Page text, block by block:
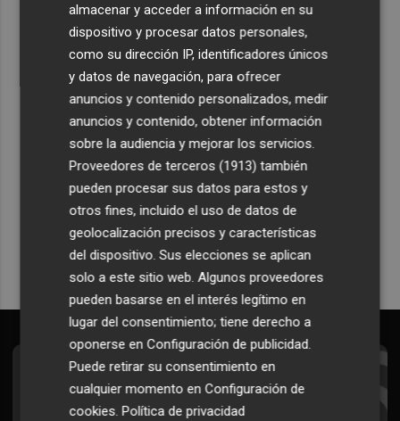
La Región de Murcia es la cuarta provincia que más
exporta a África: Marruecos, el primer destino
Recibe toda la actualidad de
Plaza Podcast en tu correo
Quiero suscribirme
Suscríbete al Boletín
Todos los días a primera hora en tu email
almacenar y acceder a información en su
dispositivo y procesar datos personales,
como su dirección IP, identificadores únicos
y datos de navegación, para ofrecer
anuncios y contenido personalizados, medir
anuncios y contenido, obtener información
sobre la audiencia y mejorar los servicios.
Proveedores de terceros (1913) también
pueden procesar sus datos para estos y
otros fines, incluido el uso de datos de
geolocalización precisos y características
del dispositivo. Sus elecciones se aplican
solo a este sitio web. Algunos proveedores
pueden basarse en el interés legítimo en
lugar del consentimiento; tiene derecho a
oponerse enConfiguración de publicidad
Puede retirar su consentimiento en
cualquier momento enConfiguración de
cookies .Política de privacidad